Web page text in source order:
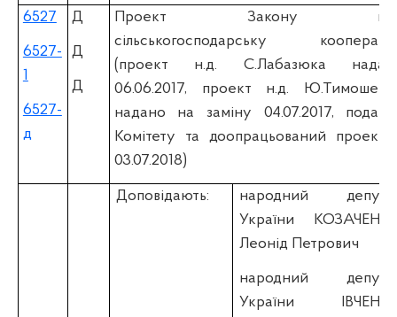
6527
6527-
1
6527-
д
Д
Д
Д
Проект Закону
сільськогосподарську
(проект н.д. С.Лабазюка
06.06.2017, проект н.д.
надано на заміну 04.07.2017,
Комітету та доопрацьований проект
03.07.2018)
Доповідають:
народний
України
Леонід Петрович
народний
України